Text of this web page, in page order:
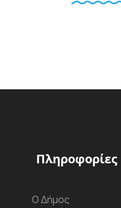
Πληροφορίες
Ο Δήμος